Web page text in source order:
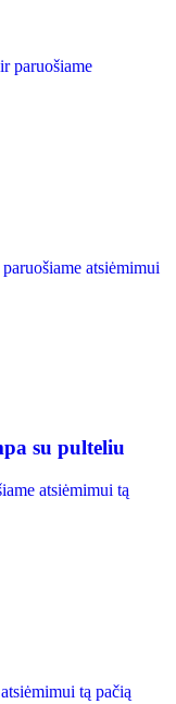
paruošiame
atsiėmimui
su pulteliu
atsiėmimui tą
tą pačią